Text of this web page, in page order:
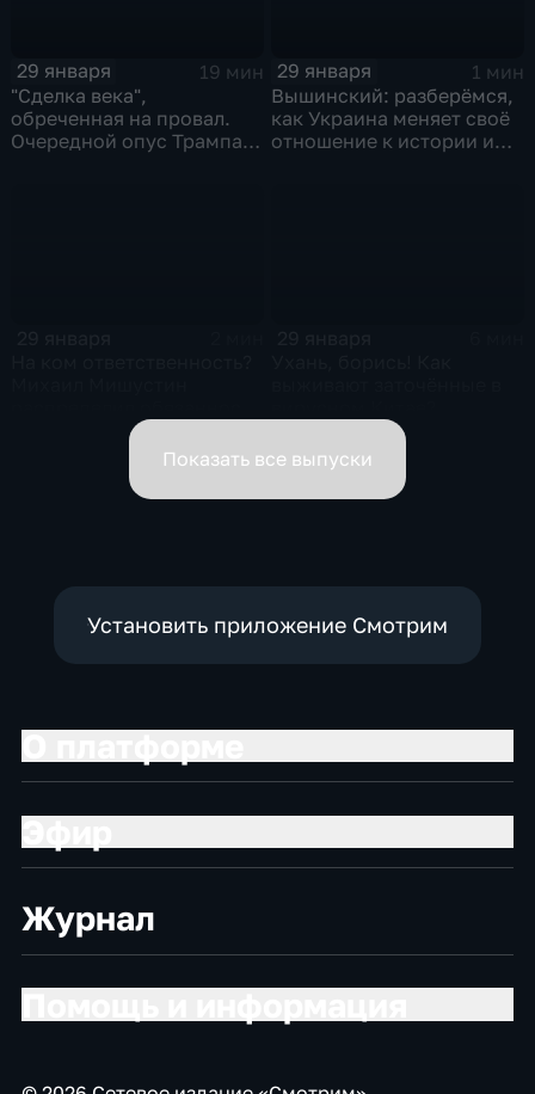
29 января
19 мин
"Сделка века",
обреченная на провал.
Очередной опус Трампа.
29 января
1 мин
Вышинский: разберёмся,
как Украина меняет своё
отношение к истории и
вице-премьеров
Показать все выпуски
Установить приложение Смотрим
Журнал